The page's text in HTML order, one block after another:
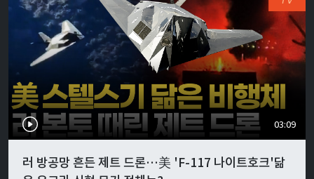
03:09
러 방공망 흔든 제트 드론…美 'F-117 나이트호크'닮